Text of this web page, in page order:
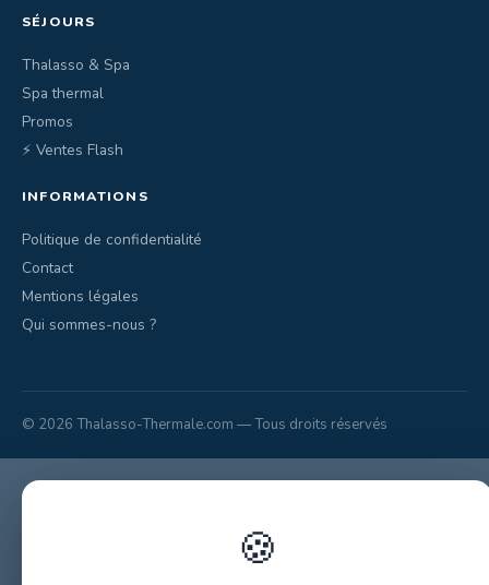
SÉJOURS
Thalasso & Spa
Spa thermal
Promos
⚡ Ventes Flash
INFORMATIONS
Politique de confidentialité
Contact
Mentions légales
Qui sommes-nous ?
© 2026 Thalasso-Thermale.com — Tous droits réservés
🍪